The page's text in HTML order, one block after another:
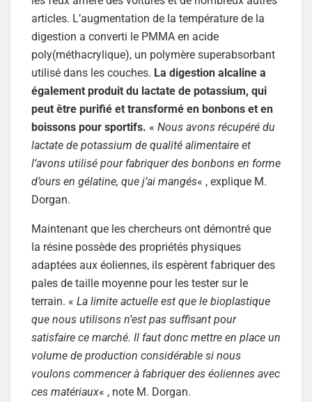
articles. L’augmentation de la température de la
digestion a converti le PMMA en acide
poly(méthacrylique), un polymère superabsorbant
utilisé dans les couches. La digestion alcaline a
également produit du lactate de potassium, qui
peut être purifié et transformé en bonbons et en
boissons pour sportifs. « Nous avons récupéré du
lactate de potassium de qualité alimentaire et
l’avons utilisé pour fabriquer des bonbons en forme
d’ours en gélatine, que j’ai mangés« , explique M.
Dorgan.
Maintenant que les chercheurs ont démontré que
la résine possède des propriétés physiques
adaptées aux éoliennes, ils espèrent fabriquer des
pales de taille moyenne pour les tester sur le
terrain. « La limite actuelle est que le bioplastique
que nous utilisons n’est pas suffisant pour
satisfaire ce marché. Il faut donc mettre en place un
volume de production considérable si nous
voulons commencer à fabriquer des éoliennes avec
ces matériaux« , note M. Dorgan.